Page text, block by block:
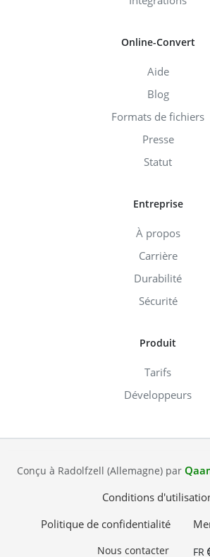
Online-Convert
Aide
Blog
Formats de fichiers
Presse
Statut
Entreprise
À propos
Carrière
Durabilité
Sécurité
Produit
Tarifs
Développeurs
Conçu à Radolfzell (Allemagne) par
Conditions
Politique de confidentialité
Nous contacter FR